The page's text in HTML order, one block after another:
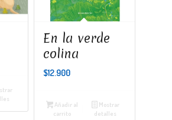
En la verde
colina
$12.900
Añadir al
carrito
Mostrar
detalles